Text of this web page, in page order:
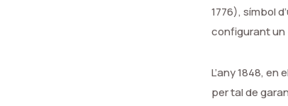
1776), símbol
configurant un
L’any 1848,
per tal de